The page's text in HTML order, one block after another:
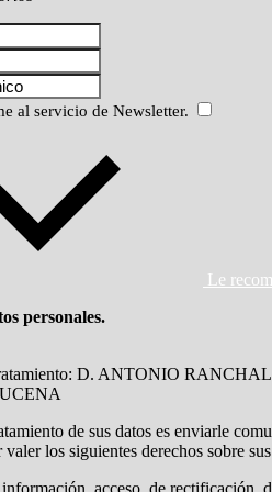
al servicio de Newsletter.
Le
personales.
D. ANTONIO
de sus datos es enviarle
los siguientes derechos sobre